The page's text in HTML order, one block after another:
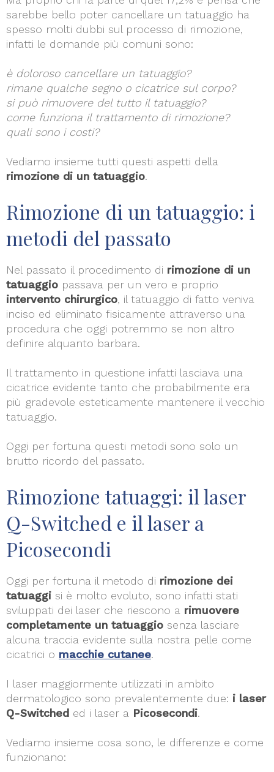
sarebbe bello poter cancellare un tatuaggio ha
spesso molti dubbi sul processo di rimozione,
infatti le domande più comuni sono:
è doloroso cancellare un tatuaggio?
rimane qualche segno o cicatrice sul corpo?
si può rimuovere del tutto il tatuaggio?
come funziona il trattamento di rimozione?
quali sono i costi?
Vediamo insieme tutti questi aspetti della
rimozione di un tatuaggio.
Rimozione di un tatuaggio: i
metodi del passato
Nel passato il procedimento di rimozione di un
tatuaggio passava per un vero e proprio
intervento chirurgico, il tatuaggio di fatto veniva
inciso ed eliminato fisicamente attraverso una
procedura che oggi potremmo se non altro
definire alquanto barbara.
Il trattamento in questione infatti lasciava una
cicatrice evidente tanto che probabilmente era
più gradevole esteticamente mantenere il vecchio
tatuaggio.
Oggi per fortuna questi metodi sono solo un
brutto ricordo del passato.
Rimozione tatuaggi: il laser
Q-Switched e il laser a
Picosecondi
Oggi per fortuna il metodo di rimozione dei
tatuaggi si è molto evoluto, sono infatti stati
sviluppati dei laser che riescono a rimuovere
completamente un tatuaggio senza lasciare
alcuna traccia evidente sulla nostra pelle come
cicatrici o macchie cutanee.
I laser maggiormente utilizzati in ambito
dermatologico sono prevalentemente due: i laser
Q-Switched ed i laser a Picosecondi.
Vediamo insieme cosa sono, le differenze e come
funzionano: